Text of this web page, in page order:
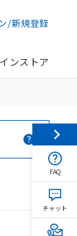
/新規登録
ンストア
FAQ
チャット